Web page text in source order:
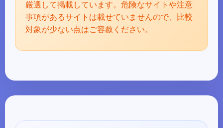
厳選して掲載しています。危険なサイトや注意
事項があるサイトは載せていませんので、比較
対象が少ない点はご容赦ください。